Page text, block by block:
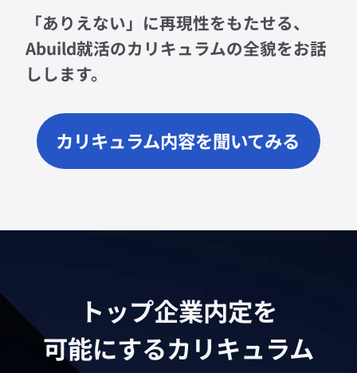
「ありえない」に再現性をもたせる、
Abuild就活のカリキュラムの全貌をお話
しします。
カリキュラム内容を聞いてみる
トップ企業内定を
可能にするカリキュラム